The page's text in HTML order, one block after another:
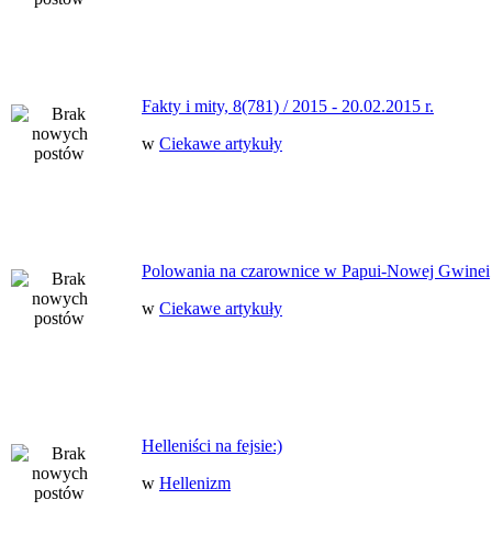
Fakty i mity, 8(781) / 2015 - 20.02.2015 r.
w Ciekawe artykuły
Polowania na czarownice w Papui-Nowej Gwinei
w Ciekawe artykuły
Helleniści na fejsie:)
w Hellenizm